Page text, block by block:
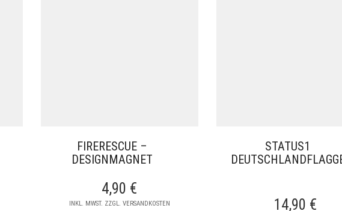
FIRERESCUE –
DESIGNMAGNET
4,90 €
INKL. MWST. ZZGL. VERSANDKOSTEN
STATUS1
14,90 €